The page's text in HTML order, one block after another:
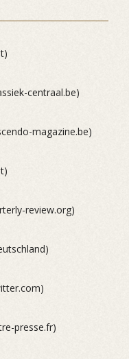
centraal.be)
magazine.be)
review.org)
presse.fr)